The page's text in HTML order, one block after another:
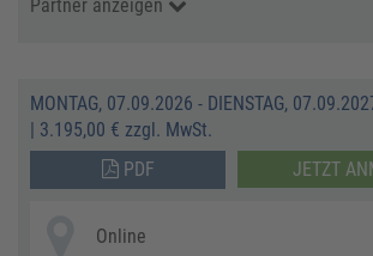
Partner anzeigen
MONTAG, 07.09.2026 - DIENSTAG,
| 3.195,00 € zzgl. MwSt.
PDF
JETZT
Online